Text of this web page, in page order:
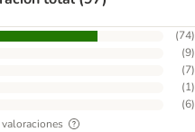
(74)
(9)
(7)
(1)
(6)